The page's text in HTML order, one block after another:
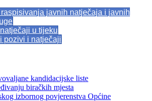
javnih natječaja i javnih
u tijeku
pozivi i natječaji
kandidacijske liste
biračkih mjesta
izbornog povjerenstva Općine